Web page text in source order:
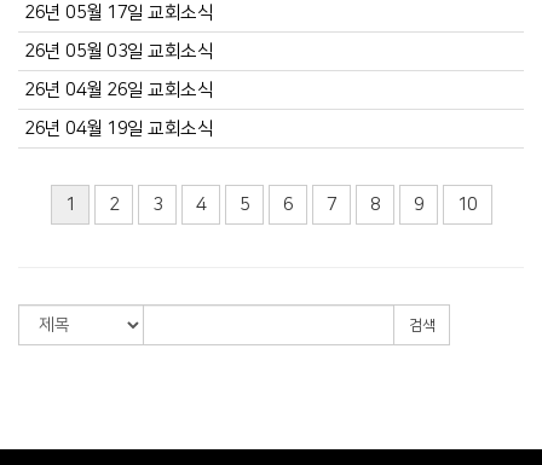
26년 05월 17일 교회소식
26년 05월 03일 교회소식
26년 04월 26일 교회소식
26년 04월 19일 교회소식
1 2 3 4 5 6 7 8 9 10
검색